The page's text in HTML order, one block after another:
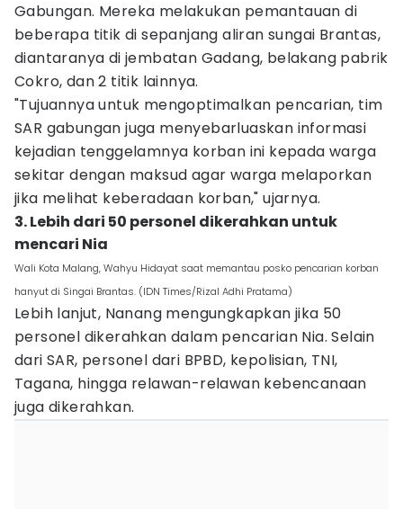
Gabungan. Mereka melakukan pemantauan di
beberapa titik di sepanjang aliran sungai Brantas,
diantaranya di jembatan Gadang, belakang pabrik
Cokro, dan 2 titik lainnya.
"Tujuannya untuk mengoptimalkan pencarian, tim
SAR gabungan juga menyebarluaskan informasi
kejadian tenggelamnya korban ini kepada warga
sekitar dengan maksud agar warga melaporkan
jika melihat keberadaan korban," ujarnya.
3. Lebih dari 50 personel dikerahkan untuk
mencari Nia
Wali Kota Malang, Wahyu Hidayat saat memantau posko pencarian korban
hanyut di Singai Brantas. (IDN Times/Rizal Adhi Pratama)
Lebih lanjut, Nanang mengungkapkan jika 50
personel dikerahkan dalam pencarian Nia. Selain
dari SAR, personel dari BPBD, kepolisian, TNI,
Tagana, hingga relawan-relawan kebencanaan
juga dikerahkan.